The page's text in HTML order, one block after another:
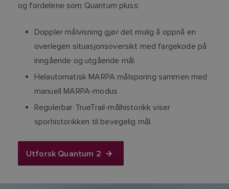
og fordelene som Quantum pluss:
Doppler målvisning gjør det mulig å oppnå en
overlegen situasjonsoversikt med fargekode på
inngående og utgående mål.
Helautomatisk MARPA målsporing sammen med
manuell MARPA-modus
Regulerbar TrueTrail-målhistorikk viser
sporhistorikken til bevegelig mål.
Utforsk Quantum 2